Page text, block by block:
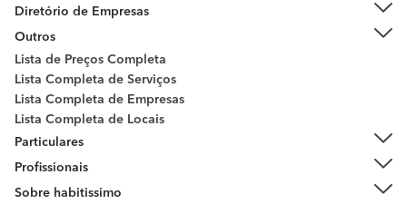
Diretório de Empresas
Outros
Lista de Preços Completa
Lista Completa de Serviços
Lista Completa de Empresas
Lista Completa de Locais
Particulares
Profissionais
Sobre habitissimo